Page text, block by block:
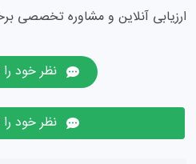
ارزیابی آنلاین و مشاوره تخصصی
نظر خود
نظر خود